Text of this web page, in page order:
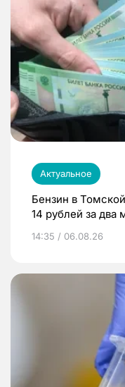
Актуальное
Бензин в
14 рублей за два
14:35 / 06.08.26